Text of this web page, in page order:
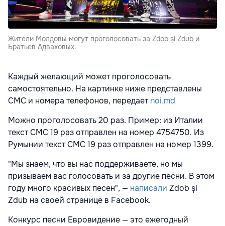
Жители Молдовы могут проголосовать за Zdob și Zdub и
Братьев Адваховых.
Каждый желающий может проголосовать
самостоятельно. На картинке ниже представлены
СМС и номера телефонов, передаетnoi.md
Можно проголосовать 20 раз. Пример: из Италии
текст СМС 19 раз отправлен на номер 4754750. Из
Румынии текст СМС 19 раз отправлен на номер 1399.
"Мы знаем, что вы нас поддерживаете, но мы
призываем вас голосовать и за другие песни. В этом
году много красивых песен", — написали Zdob și
Zdub на своей странице в Facebook.
Конкурс песни Евровидение — это ежегодный